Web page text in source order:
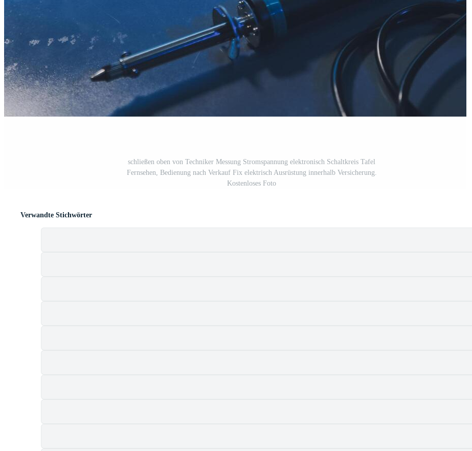
schließen oben von Techniker Messung Stromspannung elektronisch Schaltkreis Tafel
Fernsehen, Bedienung nach Verkauf Fix elektrisch Ausrüstung innerhalb Versicherung.
Kostenloses Foto
Verwandte Stichwörter